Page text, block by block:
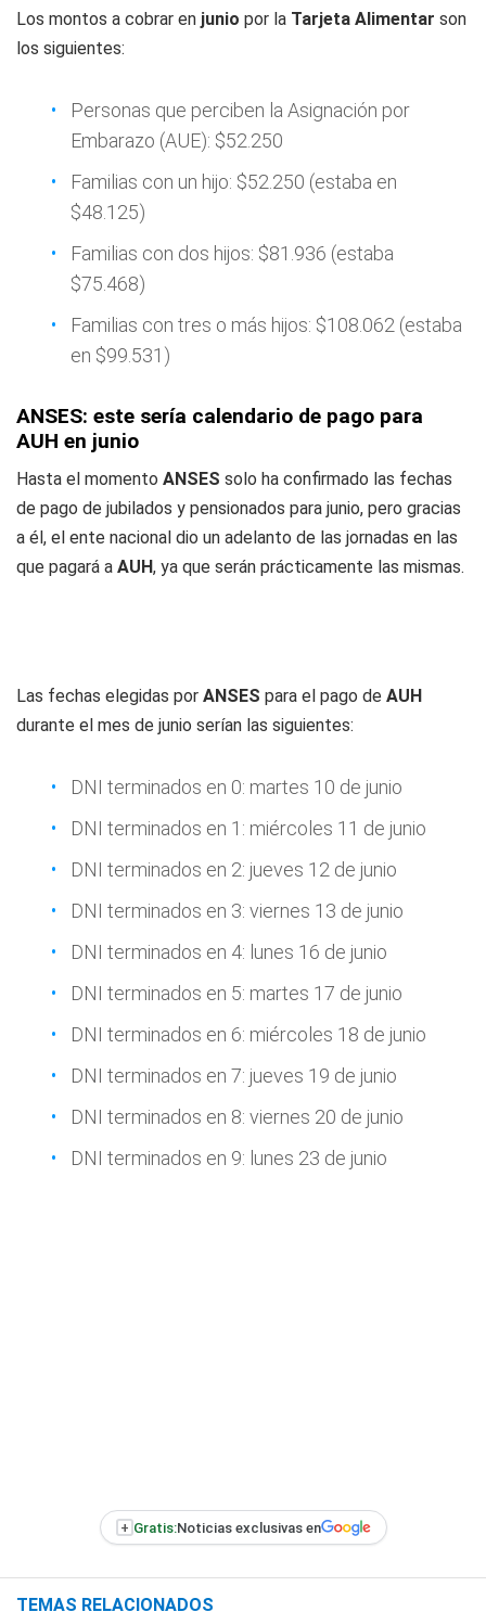
Los montos a cobrar en junio por la Tarjeta Alimentar son
los siguientes:
Personas que perciben la Asignación por
Embarazo (AUE): $52.250
Familias con un hijo: $52.250 (estaba en
$48.125)
Familias con dos hijos: $81.936 (estaba
$75.468)
Familias con tres o más hijos: $108.062 (estaba
en $99.531)
ANSES: este sería calendario de pago para
AUH en junio
Hasta el momento ANSES solo ha confirmado las fechas
de pago de jubilados y pensionados para junio, pero gracias
a él, el ente nacional dio un adelanto de las jornadas en las
que pagará a AUH, ya que serán prácticamente las mismas.
Las fechas elegidas por ANSES para el pago de AUH
durante el mes de junio serían las siguientes:
DNI terminados en 0: martes 10 de junio
DNI terminados en 1: miércoles 11 de junio
DNI terminados en 2: jueves 12 de junio
DNI terminados en 3: viernes 13 de junio
DNI terminados en 4: lunes 16 de junio
DNI terminados en 5: martes 17 de junio
DNI terminados en 6: miércoles 18 de junio
DNI terminados en 7: jueves 19 de junio
DNI terminados en 8: viernes 20 de junio
DNI terminados en 9: lunes 23 de junio
+ Gratis:Noticias exclusivas en
TEMAS RELACIONADOS